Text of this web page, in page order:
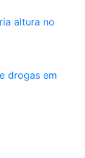
altura no
drogas em